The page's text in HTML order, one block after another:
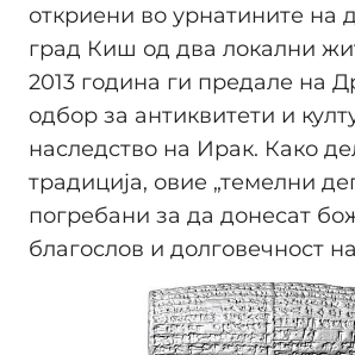
откриени во урнатините на
град Киш од два локални
2013 година ги предале на
одбор за антиквитети и
наследство на Ирак. Како
традиција, овие „темелни
погребани за да донесат
благослов и долговечност